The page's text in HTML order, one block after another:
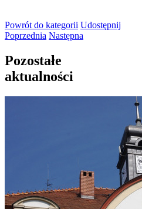
Powrót do kategorii Udostępnij
Poprzednia Następna
Pozostałe
aktualności